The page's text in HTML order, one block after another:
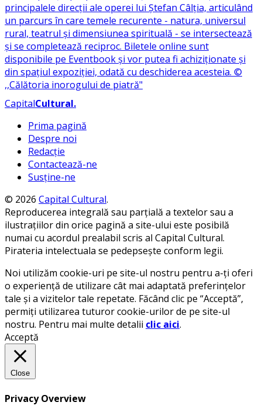
CapitalCultural.
Prima pagină
Despre noi
Redacție
Contactează-ne
Susține-ne
© 2026 Capital Cultural.
Reproducerea integrală sau parțială a textelor sau a
ilustrațiilor din orice pagină a site-ului este posibilă
numai cu acordul prealabil scris al Capital Cultural.
Pirateria intelectuala se pedepsește conform legii.
Noi utilizăm cookie-uri pe site-ul nostru pentru a-ți oferi
o experiență de utilizare cât mai adaptată preferințelor
tale și a vizitelor tale repetate. Făcând clic pe “Acceptă”,
permiți utilizarea tuturor cookie-urilor de pe site-ul
nostru. Pentru mai multe detalii clic aici.
Acceptă
Close
Privacy Overview